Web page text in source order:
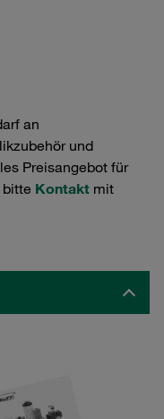
an
und
Preisangebot für
Kontakt mit